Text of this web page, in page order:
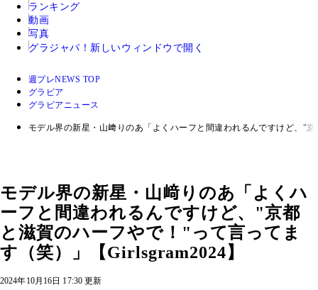
ランキング
動画
写真
グラジャパ！ 新しいウィンドウで開く
週プレNEWS TOP
グラビア
グラビアニュース
モデル界の新星・山﨑りのあ「よくハーフと間違われるんですけど、"
モデル界の新星・山﨑りのあ「よくハ
ーフと間違われるんですけど、"京都
と滋賀のハーフやで！"って言ってま
す（笑）」【Girlsgram2024】
2024年10月16日 17:30 更新